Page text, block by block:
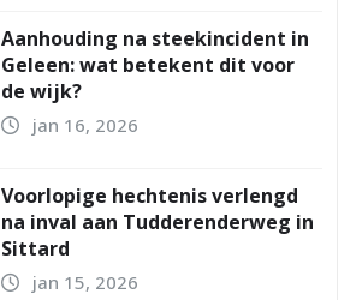
Aanhouding na steekincident in
Geleen: wat betekent dit voor
de wijk?
jan 16, 2026
Voorlopige hechtenis verlengd
na inval aan Tudderenderweg in
Sittard
jan 15, 2026